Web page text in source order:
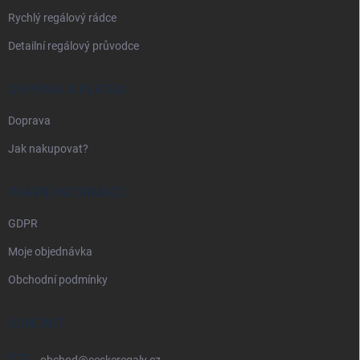
Rychlý regálový rádce
Detailní regálový průvodce
DOPRAVA A PLATBA
Doprava
Jak nakupovat?
PRÁVNÍ INFORMACE
GDPR
Moje objednávka
Obchodní podmínky
KONTAKT